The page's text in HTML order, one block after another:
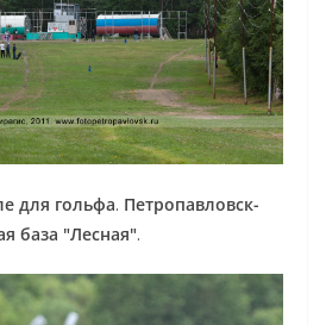
для гольфа. Петропавловск-
база "Лесная".